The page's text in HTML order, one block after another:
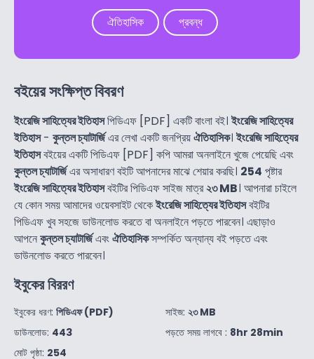
ঐতিহাসিক প্রবন্ধ
বইয়ের সংক্ষিপ্ত বিবরণ
ইংরেজি সাহিত্যের ইতিহাসপিডিএফ [PDF] একটি বাংলা বই। ইংরেজি সাহিত্যের
ইতিহাস- কুন্তল চ্যাটার্জিএর লেখা একটি জনপ্রিয়ঐতিহাসিক। ইংরেজি সাহিত্যের
ইতিহাসবইয়ের একটি পিডিএফ [PDF] কপি আমরা অনলাইনে খুজে পেয়েছি এবং
কুন্তল চ্যাটার্জিএর অসাধারণ বইটি আপনাদের মাঝে শেয়ার করছি। 254 পৃষ্টার
ইংরেজি সাহিত্যের ইতিহাসবইটির পিডিএফ সাইজ মাত্র২৩ MB। আপনারা চাইলে
যে কোন সময় আমাদের ওয়েবসাইট থেকেইংরেজি সাহিত্যের ইতিহাসবইটির
পিডিএফ খুব সহজে ডাউনলোড করতে বা অনলাইনে পড়তে পারবেন। এছাড়াও
আপনেকুন্তল চ্যাটার্জিএবংঐতিহাসিকসম্পর্কিত অন্যান্য বই পড়তে এবং
ডাউনলোড করতে পারবেন।
ইবুকের বিররণ
ইবুকের ধরণ: পিডিএফ (PDF)
ডাউনলোড: 443
মোট পৃষ্ঠা: 254
সাইজ: ২৩ MB
পড়তে সময় লাগবে : 8hr 28min